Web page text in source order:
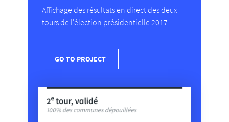
Affichage des résultats en direct des deux
tours de l'élection présidentielle 2017.
GO TO PROJECT